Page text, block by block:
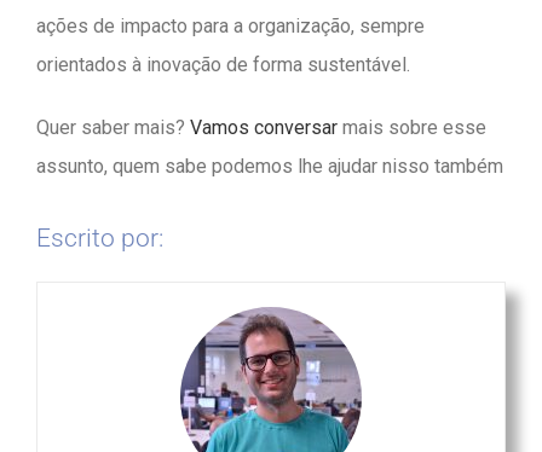
ações de impacto para a organização, sempre
orientados à inovação de forma sustentável.
Quer saber mais? Vamos conversar mais sobre esse
assunto, quem sabe podemos lhe ajudar nisso também
Escrito por: